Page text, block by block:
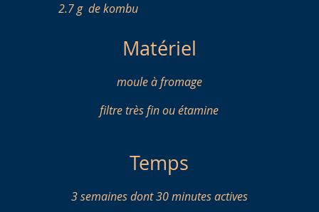
2.7 g de kombu
Matériel
moule à fromage
filtre très fin ou étamine
Temps
3 semaines dont 30 minutes actives